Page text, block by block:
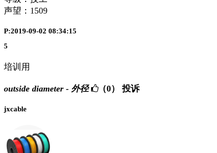
声望： 1509
P:2019-09-02 08:34:15
5
培训用
outside diameter - 外径 （0） 投诉
jxcable